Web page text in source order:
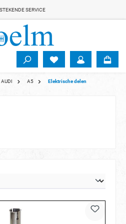
SERVICE
AUDI A5 Elektrische delen